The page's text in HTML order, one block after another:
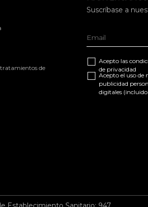
tratamientos de
Suscríbase a
Acepto las
de privacidad
Acepto el uso de
publicidad
digitales